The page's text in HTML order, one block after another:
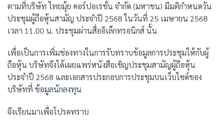
ตามที่บริษัท ไทยมุ้ย คอร์ปอเรชั่น จำกัด (มหาชน) มีมติกำหนดวัน
ประชุมผู้ถือหุ้นสามัญ ประจำปี 2568 ในวันที่ 25 เมษายน 2568
เวลา 11.00 น. ประชุมผ่านสื่ออิเล็กทรอนิกส์ นั้น
เพื่อเป็นการเพิ่มช่องทางในการรับทราบข้อมูลการประชุมให้กับผู้
ถือหุ้น บริษัทจึงได้เผยแพร่หนังสือเชิญประชุมสามัญผู้ถือหุ้น
ประจำปี 2568 และเอกสารประกอบการประชุมบนเว็บไซด์ของ
บริษัทที่ ข้อมูลนักลงทุน
จึงเรียนมาเพื่อโปรดทราบ